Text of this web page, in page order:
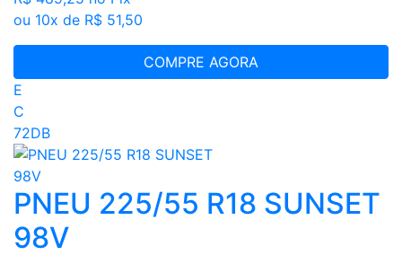
ou 10x de R$ 51,50
COMPRE AGORA
E
C
72DB
PNEU 225/55 R18 SUNSET
98V